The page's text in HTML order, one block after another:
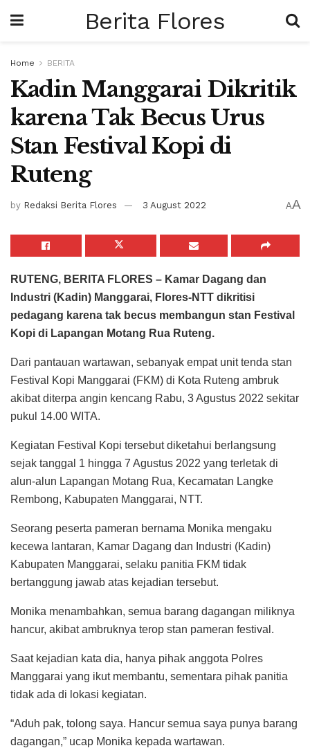
Berita Flores
Home BERITA
Kadin Manggarai Dikritik
karena Tak Becus Urus
Stan Festival Kopi di
Ruteng
by Redaksi Berita Flores 3 August 2022 AA
RUTENG, BERITA FLORES – Kamar Dagang dan
Industri (Kadin) Manggarai, Flores-NTT dikritisi
pedagang karena tak becus membangun stan Festival
Kopi di Lapangan Motang Rua Ruteng.
Dari pantauan wartawan, sebanyak empat unit tenda stan
Festival Kopi Manggarai (FKM) di Kota Ruteng ambruk
akibat diterpa angin kencang Rabu, 3 Agustus 2022 sekitar
pukul 14.00 WITA.
Kegiatan Festival Kopi tersebut diketahui berlangsung
sejak tanggal 1 hingga 7 Agustus 2022 yang terletak di
alun-alun Lapangan Motang Rua, Kecamatan Langke
Rembong, Kabupaten Manggarai, NTT.
Seorang peserta pameran bernama Monika mengaku
kecewa lantaran, Kamar Dagang dan Industri (Kadin)
Kabupaten Manggarai, selaku panitia FKM tidak
bertanggung jawab atas kejadian tersebut.
Monika menambahkan, semua barang dagangan miliknya
hancur, akibat ambruknya terop stan pameran festival.
Saat kejadian kata dia, hanya pihak anggota Polres
Manggarai yang ikut membantu, sementara pihak panitia
tidak ada di lokasi kegiatan.
“Aduh pak, tolong saya. Hancur semua saya punya barang
dagangan,” ucap Monika kepada wartawan.